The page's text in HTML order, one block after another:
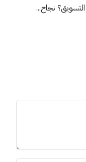
نجاح...